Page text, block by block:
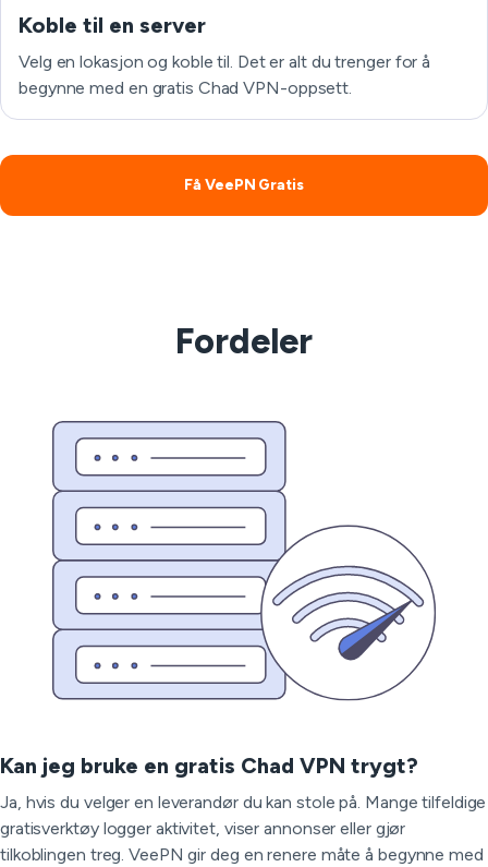
Koble til en server
Velg en lokasjon og koble til. Det er alt du trenger for å
begynne med en gratis Chad VPN-oppsett.
Få VeePN Gratis
Fordeler
Kan jeg bruke en gratis Chad VPN trygt?
Ja, hvis du velger en leverandør du kan stole på. Mange tilfeldige
gratisverktøy logger aktivitet, viser annonser eller gjør
tilkoblingen treg. VeePN gir deg en renere måte å begynne med